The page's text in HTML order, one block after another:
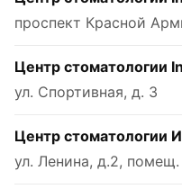
проспект Красной
Центр стоматологии
ул. Спортивная, д. 3
Центр стоматологии
ул. Ленина, д.2, помещ.